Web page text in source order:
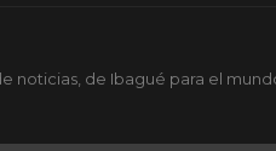
noticias, de Ibagué para el